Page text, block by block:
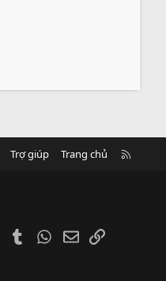
Trợ giúp Trang chủ
PinterestTumblrWhatsApp
EmailLink